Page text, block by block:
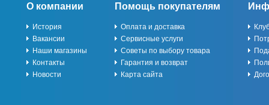
О компании
История
Вакансии
Наши магазины
Контакты
Новости
Помощь покупателям
Оплата и доставка
Сервисные услуги
Советы по выбору товара
Гарантия и возврат
Карта сайта